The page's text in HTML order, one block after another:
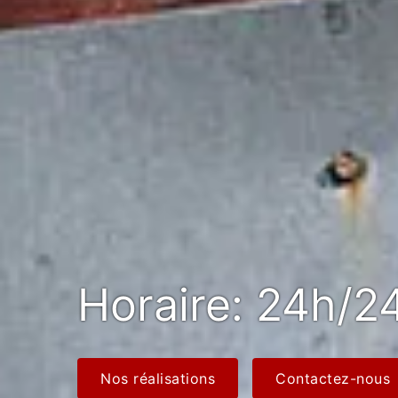
Horaire: 24h/
Nos réalisations Contactez-nous